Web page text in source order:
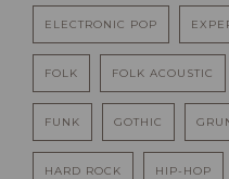
ELECTRONIC POP
FOLK FOLK ACOUSTIC
FUNK GOTHIC
HARD ROCK HIP-HOP